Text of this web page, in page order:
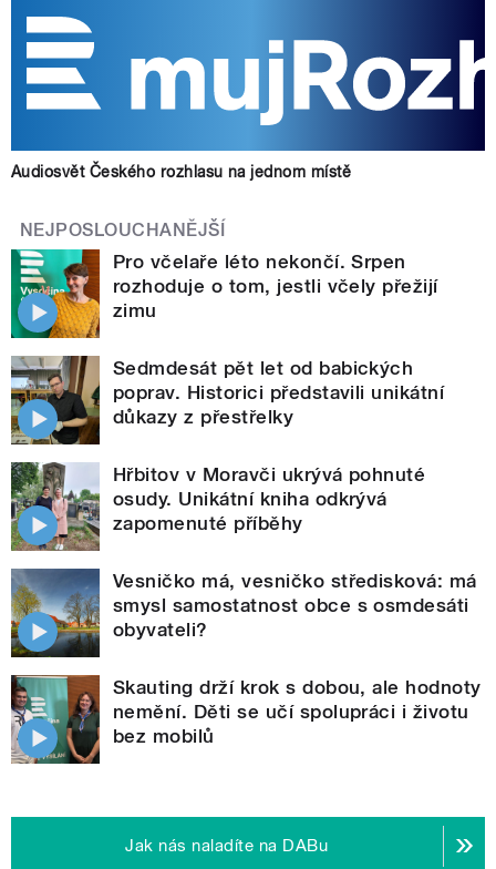
Audiosvět Českého rozhlasu na jednom místě
NEJPOSLOUCHANĚJŠÍ
Pro včelaře léto nekončí. Srpen
rozhoduje o tom, jestli včely přežijí
zimu
Sedmdesát pět let od babických
poprav. Historici představili unikátní
důkazy z přestřelky
Hřbitov v Moravči ukrývá pohnuté
osudy. Unikátní kniha odkrývá
zapomenuté příběhy
Vesničko má, vesničko středisková: má
smysl samostatnost obce s osmdesáti
obyvateli?
Skauting drží krok s dobou, ale hodnoty
nemění. Děti se učí spolupráci i životu
bez mobilů
Jak nás naladíte na DABu